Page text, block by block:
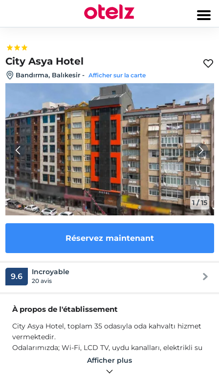
City Asya Hotel
Bandırma, Balıkesir - Afficher sur la carte
1/15
Réservez maintenant
9.6 Incroyable
20 avis
À propos de l'établissement
City Asya Hotel, toplam 35 odasıyla oda kahvaltı hizmet
vermektedir.
Odalarımızda; Wi-Fi, LCD TV, uydu kanalları, elektrikli su
ısıtıcısı, çay-kahve setup, banyo, duş, havlu seti, banyo
buklet malzemeleri gibi olanaklar mevcuttur.
Afficher plus